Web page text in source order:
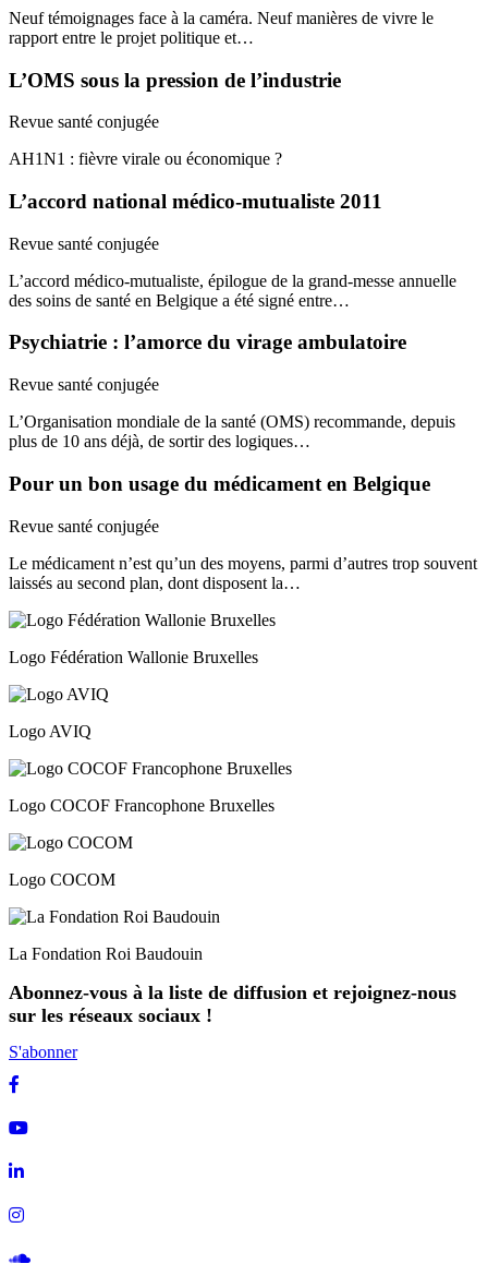
Neuf témoignages face à la caméra. Neuf manières de vivre le
rapport entre le projet politique et…
L’OMS sous la pression de l’industrie
Revue santé conjugée
AH1N1 : fièvre virale ou économique ?
L’accord national médico-mutualiste 2011
Revue santé conjugée
L’accord médico-mutualiste, épilogue de la grand-messe annuelle
des soins de santé en Belgique a été signé entre…
Psychiatrie : l’amorce du virage ambulatoire
Revue santé conjugée
L’Organisation mondiale de la santé (OMS) recommande, depuis
plus de 10 ans déjà, de sortir des logiques…
Pour un bon usage du médicament en Belgique
Revue santé conjugée
Le médicament n’est qu’un des moyens, parmi d’autres trop souvent
laissés au second plan, dont disposent la…
Logo Fédération Wallonie Bruxelles
Logo AVIQ
Logo COCOF Francophone Bruxelles
Logo COCOM
La Fondation Roi Baudouin
Abonnez-vous à la liste de diffusion et rejoignez-nous
sur les réseaux sociaux !
S'abonner